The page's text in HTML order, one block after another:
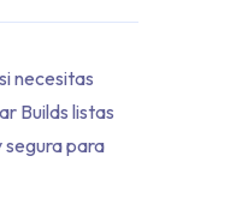
necesitas
Builds listas
para